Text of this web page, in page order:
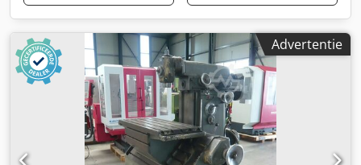
Advertentie